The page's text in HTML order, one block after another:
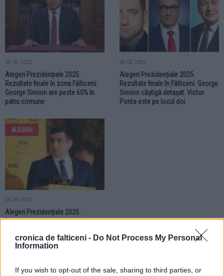
cronica de falticeni - Do Not Process My Personal
Information
If you wish to opt-out of the sale, sharing to third parties, or
05.05.2025
Alegeri Prezidențiale 2025.
Rezultate finale în zona Fălticeni.
George Simion are peste 60% în
patru comune
05.05.2025
Alegeri Prezidențiale 2025.
Rezultate finale în Fălticeni. George
Simion câștigă detașat. Victor
Ponta este pe locul doi
ALEGERI
04.05.2025
Alegeri Prezidențiale 2025.
Rezultate oficiale în județul
pentru George Simion
ALEGERI ALEGERI